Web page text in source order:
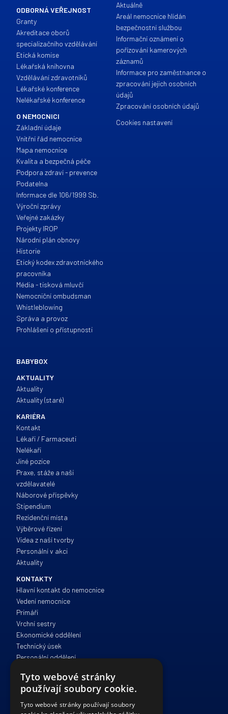
ODBORNÁ VEŘEJNOST
Granty
Akreditace oborů
specializačního vzdělávání
Etická komise
Lékařská knihovna
Vzdělávání zdravotníků
Lékařské konference
Nelékařské konference
O NEMOCNICI
Základní údaje
Vnitřní řád nemocnice
Mapa nemocnice
Kvalita a bezpečná péče
Podpora zdraví - prevence
Podatelna
Informace dle 106/1999 Sb.
Výroční zprávy
Veřejné zakázky
Projekty IROP
Národní plán obnovy
Historie
Etický kodex zdravotnického
pracovníka
Média - tisková mluvčí
Nemocniční ombudsman
Whistleblowing
Správa a provoz
Prohlášení o přístupnosti
Aktuálně
Areál nemocnice hlídán
bezpečnostní službou
Informační oznámení o
pořízování kamerových
záznamů
Informace pro zaměstnance o
zpracování jejich osobních
údajů
Zpracování osobních údajů
Cookies nastavení
BABYBOX
AKTUALITY
Aktuality
Aktuality (staré)
KARIÉRA
Kontakt
Lékaři / Farmaceuti
Nelékaři
Jiné pozice
Praxe, stáže a naši
vzdělavatelé
Náborové příspěvky
Stipendium
Rezidenční místa
Výběrové řízení
Videa z naší tvorby
Personální v akci
Aktuality
KONTAKTY
Hlavní kontakt do nemocnice
Vedení nemocnice
Primáři
Vrchní sestry
Ekonomické oddělení
Technický úsek
Personální oddělení
Správa a provoz
IT oddělení
Právní oddělení
Tyto webové stránky
používají soubory cookie.
Tyto webové stránky používají soubory